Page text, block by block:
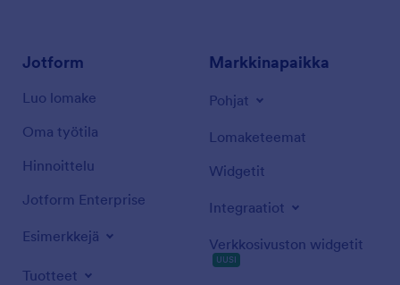
Jotform
Luo lomake
Oma työtila
Hinnoittelu
Jotform Enterprise
Esimerkkejä
Tuotteet
Markkinapaikka
Pohjat
Lomaketeemat
Widgetit
Integraatiot
Verkkosivuston widgetit
UUSI